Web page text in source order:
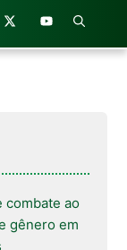
combate ao
gênero em